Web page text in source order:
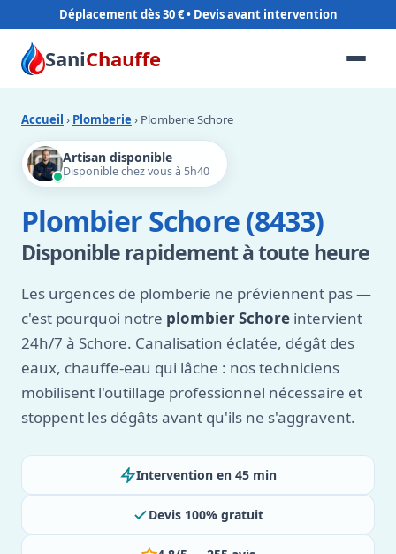
Déplacement dès 30 €
SaniChauffe
Accueil › Plomberie › Plomberie Schore
Artisan disponible
Disponible chez vous à 5h40
Plombier Schore (8433)
Disponible rapidement à toute heure
Les urgences de plomberie ne préviennent pas —
c'est pourquoi notre plombier Schore intervient
24h/7 à Schore. Canalisation éclatée, dégât des
eaux, chauffe-eau qui lâche : nos techniciens
mobilisent l'outillage professionnel nécessaire et
stoppent les dégâts avant qu'ils ne s'aggravent.
Intervention en 45 min
Devis 100% gratuit